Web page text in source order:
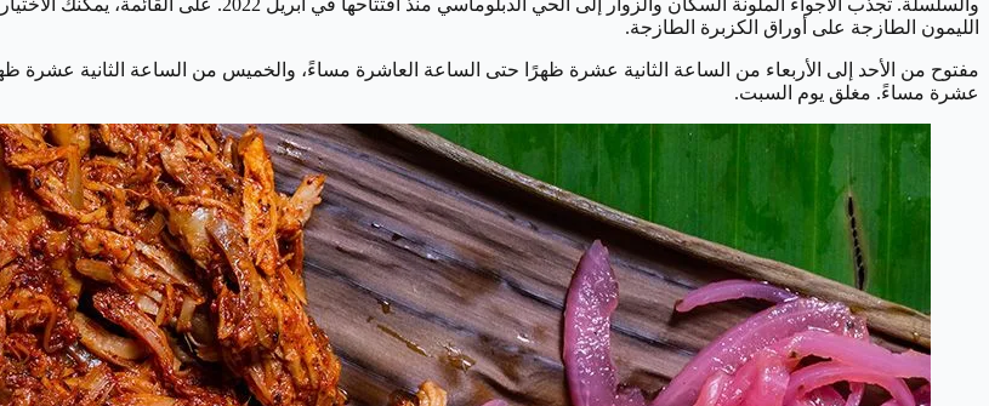
الليمون الطازجة على أوراق الكزبرة الطازجة.
مفتوح من الأحد إلى الأربعاء من الساعة الثانية عشرة ظهرًا حتى الساعة العاشرة مساءً، والخميس من الساعة الثانية عشرة
عشرة مساءً. مغلق يوم السبت.